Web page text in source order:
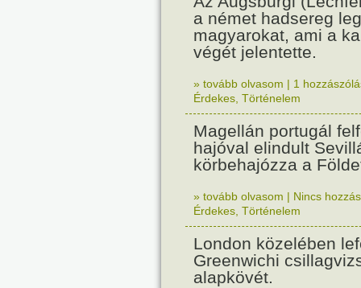
a német hadsereg
magyarokat, ami a
végét jelentette.
» tovább olvasom | 1
Érdekes Történelem
Magellán portugál
hajóval elindult
körbehajózza a
» tovább olvasom | Nincs
Érdekes Történelem
London közelében
Greenwichi
alapkövét.